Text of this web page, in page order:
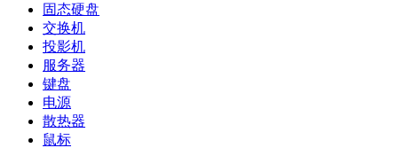
固态硬盘
交换机
投影机
服务器
键盘
电源
散热器
鼠标